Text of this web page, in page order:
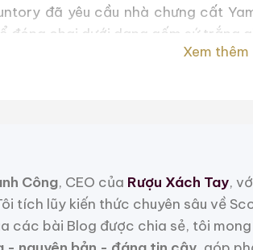
đã yêu cầu nhà chưng cất
đóng chai dưới dạng gốm sứ trắng
thành viên ban huấn luyện, vận
Quan: Vẻ Đẹp Kiêu Sa
thực tế vô cùng quý hiếm của
tinh khôi:Không sử dụng dáng
Xem thêm
Công, CEO của Rượu Xách Tay,
tích lũy kiến thức chuyên sâu về
các bài Blog được chia sẻ, tôi